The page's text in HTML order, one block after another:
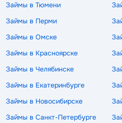
Займы в Тюмени
Займы в Перми
Займы в Омске
Займы в Красноярске
Займы в Челябинске
Займы в Екатеринбурге
Займы в Новосибирске
Займы в Санкт-Петербурге